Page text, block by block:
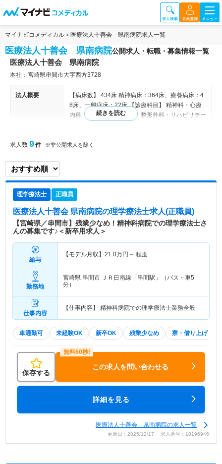
マイナビコメディカル 医療法人十善会 県南病院求人一覧
医療法人十善会 県南病院公開求人・転職・募集情報一覧
医療法人十善会 県南病院
本社：宮崎県串間市大字西方3728
法人概要
【病床数】 434床 精神病床：364床、療養病床：4
8床、一般病床：22床 【診療科目】 精神科・心療
内科・内科・脳神経内科・整形外科・リハビリテー
ァイバースコープ（内視鏡）・脳波・自動血糖計測
施設・日本精神神経学会専門医研修施設 【関連施
設】 居宅介護支援事業所 シルバーケアプランセン
域生活支援センター ウイング・住宅型有料老人ホ
ーム グランデ櫻宴
特色
■認知症・精神科医療に加え、慢性期医療を提供す
る病院です。 ■「自らを常に下座に置き、一日を人
生とし、プロとしての誇りを持つべし」を理念とし
地域医療を支えていらっしゃいます。 ■許可病床数
434床 ・精神科病床364床（精神療養、精神一般、
適用）48床（介護保険適応） ■診療科目：精神科・
基づき、子育て中の職員が仕事と家庭の両立を図
います。
求人数 9件 ※非公開求人を除く
理学療法士 正職員
医療法人十善会 県南病院の理学療法士求人(正職員)
【宮崎県／串間市】残業少なめ！精神科病院での理学療法士さ
んの募集です♪＜新卒用求人＞
給与
【モデル月収】 21.0万円～ 程度
勤務地
宮崎県 串間市
ＪＲ日南線「串間駅」（バス・車5
分）
仕事内容
【仕事内容】 精神科病院での理学療法士業務全般
車通勤可 未経験OK 新卒OK 残業少なめ 寮・借り上げ
保存する
この求人を問い合わせる
詳細を見る
医療法人十善会 県南病院の求人一覧
更新日：2025/12/17 求人番号：10196946